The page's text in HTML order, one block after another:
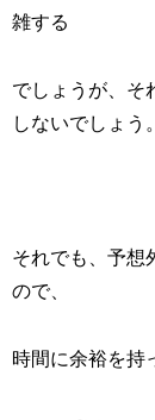
雑する
でしょうが、そ
しないでしょう。
それでも、予想
ので、
時間に余裕を持